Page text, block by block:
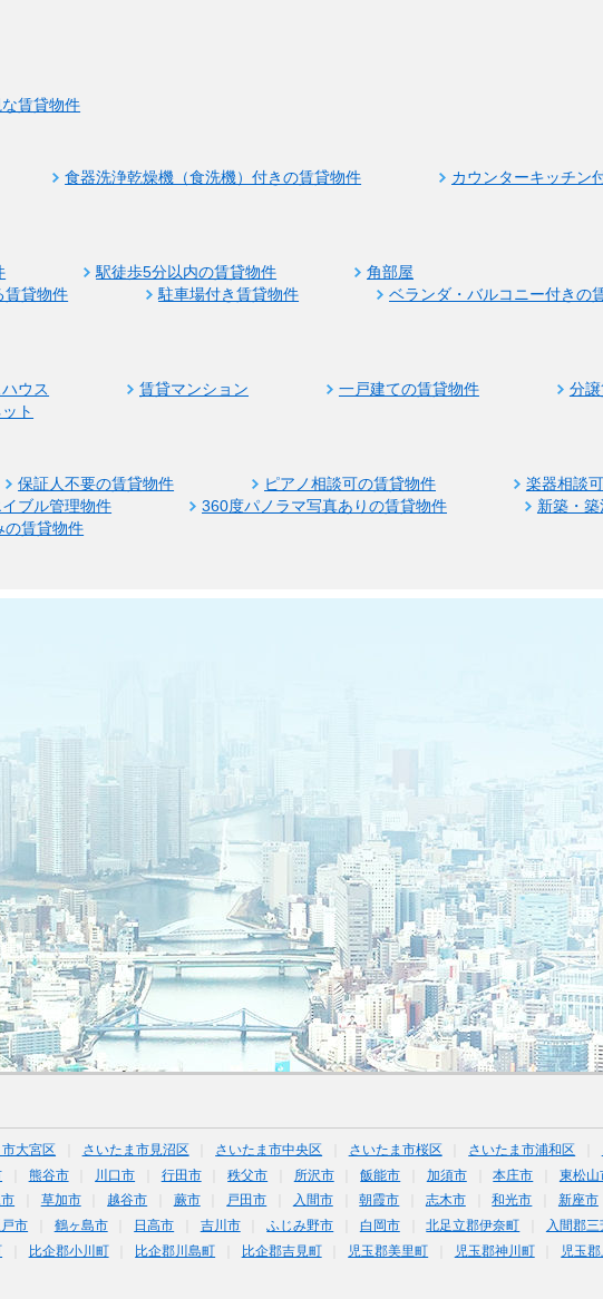
賃貸物件
食器洗浄乾燥機（食洗機）付きの賃貸物件
カウンターキッチン
駅徒歩5分以内の賃貸物件
角部屋
賃貸物件
駐車場付き賃貸物件
ベランダ・バルコニー付きの
ウス 賃貸マンション 一戸建ての賃貸物件
分
ト
保証人不要の賃貸物件 ピアノ相談可の賃貸物件
楽器相談
イブル管理物件 360度パノラマ写真ありの賃貸物件
新築・
の賃貸物件
大宮区 さいたま市見沼区 さいたま市中央区 さいたま市桜区 さいたま市浦和区
熊谷市 川口市 行田市 秩父市 所沢市 飯能市 加須市 本庄市 東松山
市 草加市 越谷市 蕨市 戸田市 入間市 朝霞市 志木市 和光市 新座市
市 鶴ヶ島市 日高市 吉川市 ふじみ野市 白岡市 北足立郡伊奈町 入間郡三
比企郡小川町 比企郡川島町 比企郡吉見町 児玉郡美里町 児玉郡神川町 児玉